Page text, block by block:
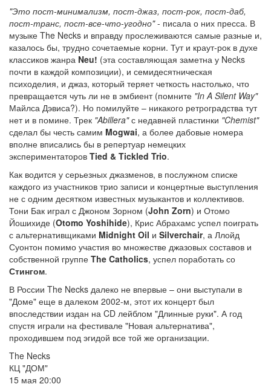
"Это пост-минимализм, пост-джаз, пост-рок, пост-даб,
пост-транс, пост-все-что-угодно"- писала о них пресса. В
музыке The Necks и вправду прослеживаются самые разные и,
казалось бы, трудно сочетаемые корни. Тут и краут-рок в духе
классиков жанра Neu! (эта составляющая заметна у Necks
почти в каждой композиции), и семидесятническая
психоделия, и джаз, который теряет четкость настолько, что
превращается чуть ли не в эмбиент (помните "In A Silent Way"
Майлса Дэвиса?). Но помилуйте – никакого ретроградства тут
нет и в помине. Трек "Abillera"с недавней пластинки "Chemist"
сделал бы честь самим Mogwai, а более дабовые номера
вполне вписались бы в репертуар немецких
экспериментаторов Tied & Tickled Trio.
Как водится у серьезных джазменов, в послужном списке
каждого из участников трио записи и концертные выступления
не с одним десятком известных музыкантов и коллективов.
Тони Бак играл с Джоном Зорном (John Zorn) и Отомо
Йошихиде (Otomo Yoshihide), Крис Абрахамс успел поиграть
с альтернативщиками Midnight Oil и Silverchair, а Ллойд
Суонтон помимо участия во множестве джазовых составов и
собственной группе The Catholics, успел поработать со
Стингом.
В России The Necks далеко не впервые – они выступали в
"Доме" еще в далеком 2002-м, этот их концерт был
впоследствии издан на CD лейблом "Длинные руки". А год
спустя играли на фестивале "Новая альтернатива",
проходившем под эгидой все той же организации.
The Necks
КЦ "ДОМ"
15 мая 20:00